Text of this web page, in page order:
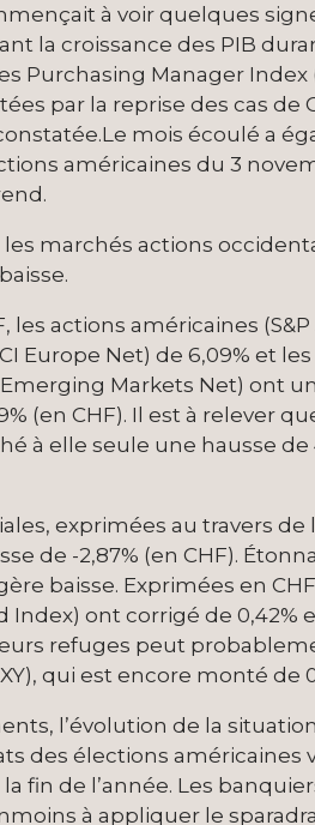
à voir quelques
la croissance des PIB
Purchasing Manager
par la reprise des cas de
mois écoulé a
américaines du 3
les marchés actions
les actions américaines
Europe Net) de 6,09% et
Markets Net) ont
(en CHF). Il est à relever
à elle seule une hausse de
exprimées au travers
de -2,87% (en CHF).
baisse. Exprimées en
ont corrigé de 0,42%
refuges peut
qui est encore monté de
l’évolution de la
des élections
la fin de l’année. Les
à appliquer le